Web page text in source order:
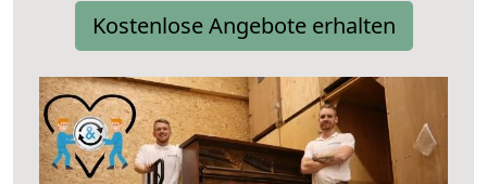
Kostenlose Angebote erhalten